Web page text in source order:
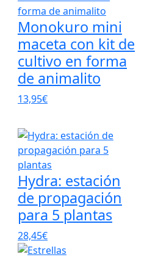
Monokuro mini
maceta con kit de
cultivo en forma
de animalito
13,95€
Hydra: estación
de propagación
para 5 plantas
28,45€